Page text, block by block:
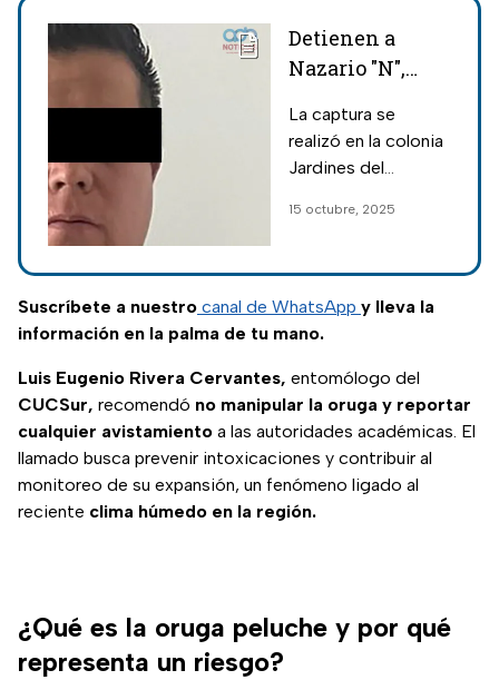
Detienen a
Nazario "N",
operador del
CJNG en Jalisco
La captura se
realizó en la colonia
Jardines del
se aseguraron armas
vehículos.
15 octubre, 2025
Suscríbete a nuestro canal de WhatsApp y lleva la
información en la palma de tu mano.
Luis Eugenio Rivera Cervantes, entomólogo del
CUCSur, recomendó no manipular la oruga y reportar
cualquier avistamiento a las autoridades académicas. El
llamado busca prevenir intoxicaciones y contribuir al
monitoreo de su expansión, un fenómeno ligado al
reciente clima húmedo en la región.
¿Qué es la oruga peluche y por qué
representa un riesgo?